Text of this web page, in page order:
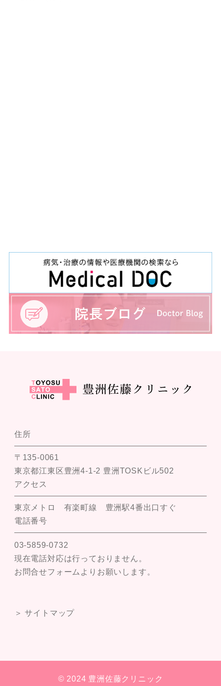
住所
〒135-0061
東京都江東区豊洲4-1-2 豊洲TOSKビル502
アクセス
東京メトロ 有楽町線 豊洲駅4番出口すぐ
電話番号
03-5859-0732
現在電話対応は行っておりません。
お問合せフォームよりお願いします。
＞ サイトマップ
© 2024 豊洲佐藤クリニック